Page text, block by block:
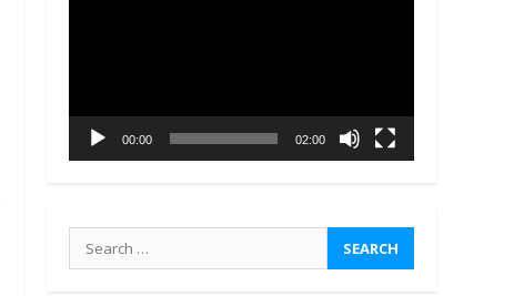
00:00 02:00
Search
for: